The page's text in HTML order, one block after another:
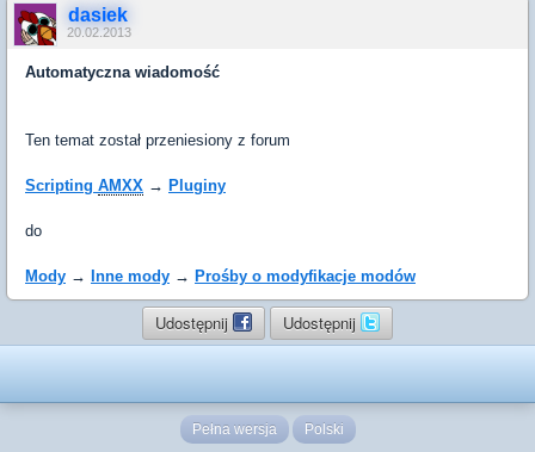
dasiek
20.02.2013
Automatyczna wiadomość
Ten temat został przeniesiony z forum
Scripting AMXX → Pluginy
do
Mody → Inne mody → Prośby o modyfikacje modów
Udostępnij Udostępnij
Pełna wersja Polski